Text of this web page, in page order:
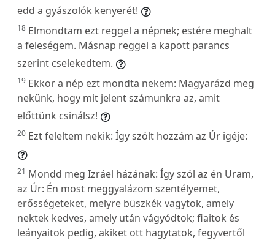
edd a gyászolók kenyerét!
18 Elmondtam ezt reggel a népnek; estére meghalt
a feleségem. Másnap reggel a kapott parancs
szerint cselekedtem.
19 Ekkor a nép ezt mondta nekem: Magyarázd meg
nekünk, hogy mit jelent számunkra az, amit
előttünk csinálsz!
20 Ezt feleltem nekik: Így szólt hozzám az Úr igéje:
21 Mondd meg Izráel házának: Így szól az én Uram,
az Úr: Én most meggyalázom szentélyemet,
erősségeteket, melyre büszkék vagytok, amely
nektek kedves, amely után vágyódtok; fiaitok és
leányaitok pedig, akiket ott hagytatok, fegyvertől